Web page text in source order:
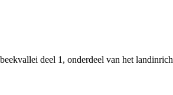
deel 1, onderdeel van het